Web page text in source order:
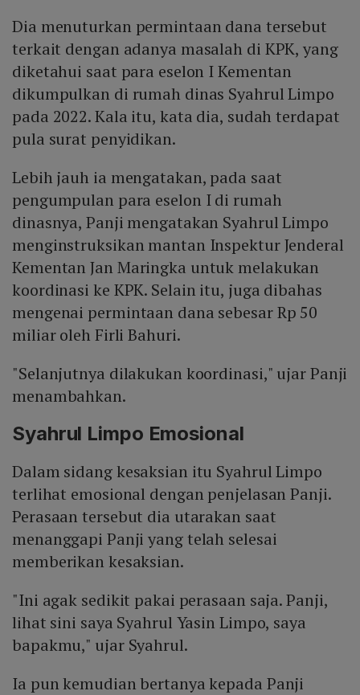
Dia menuturkan permintaan dana tersebut
terkait dengan adanya masalah di KPK, yang
diketahui saat para eselon I Kementan
dikumpulkan di rumah dinas Syahrul Limpo
pada 2022. Kala itu, kata dia, sudah terdapat
pula surat penyidikan.
Lebih jauh ia mengatakan, pada saat
pengumpulan para eselon I di rumah
dinasnya, Panji mengatakan Syahrul Limpo
menginstruksikan mantan Inspektur Jenderal
Kementan Jan Maringka untuk melakukan
koordinasi ke KPK. Selain itu, juga dibahas
mengenai permintaan dana sebesar Rp 50
miliar oleh Firli Bahuri.
"Selanjutnya dilakukan koordinasi," ujar Panji
menambahkan.
Syahrul Limpo Emosional
Dalam sidang kesaksian itu Syahrul Limpo
terlihat emosional dengan penjelasan Panji.
Perasaan tersebut dia utarakan saat
menanggapi Panji yang telah selesai
memberikan kesaksian.
"Ini agak sedikit pakai perasaan saja. Panji,
lihat sini saya Syahrul Yasin Limpo, saya
bapakmu," ujar Syahrul.
Ia pun kemudian bertanya kepada Panji